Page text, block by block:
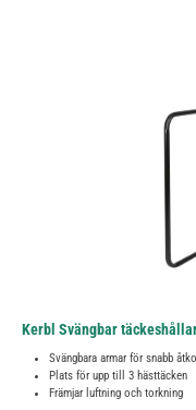
Kerbl Svängbar
Svängbara armar för snabb
Plats för upp till 3 hästtäcken
Främjar luftning och torkning